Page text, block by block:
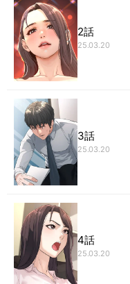
2話
25.03.20
3話
25.03.20
4話
25.03.20